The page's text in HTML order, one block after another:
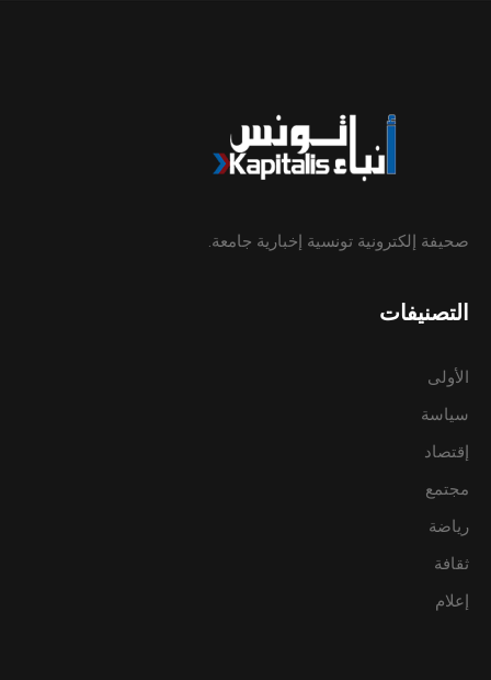
صحيفة إلكترونية تونسية إخبارية جامعة.
التصنيفات
الأولى
سياسة
إقتصاد
مجتمع
رياضة
ثقافة
إعلام